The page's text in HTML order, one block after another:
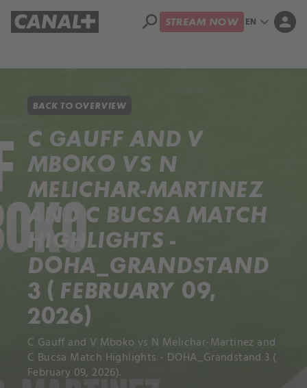
search STREAM NOW EN expand_more person
BACK TO OVERVIEW
C GAUFF AND V
MBOKO VS N
MELICHAR-MARTINEZ
AND C BUCSA MATCH
HIGHLIGHTS -
DOHA_GRANDSTAND
3 ( FEBRUARY 09,
2026)
C Gauff and V Mboko vs N Melichar-Martinez and
C Bucsa Match Highlights - DOHA_Grandstand 3 (
February 09, 2026).